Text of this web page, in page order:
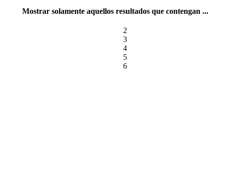
Mostrar solamente aquellos resultados que contengan ...
2
3
4
5
6